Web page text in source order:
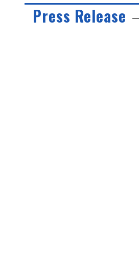
Press Release